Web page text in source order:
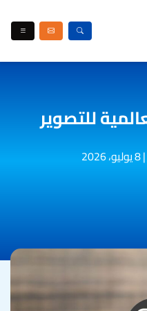
|8 يوليو، 2026